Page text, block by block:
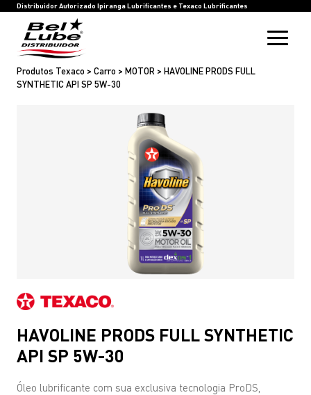
Distribuidor Autorizado Ipiranga Lubrificantes e Texaco Lubrificantes
HOME
BEL LUBE
BLOG
RASTREIE SUA COMPRA
INOVAÇÃO
SAC
IPIRANGA LUBRIFICANTES
TEXACO LUBRIFICANTES
Produtos Texaco > Carro > MOTOR > HAVOLINE PRODS FULL
SYNTHETIC API SP 5W-30
HAVOLINE PRODS FULL SYNTHETIC
API SP 5W-30
Óleo lubrificante com sua exclusiva tecnologia ProDS,